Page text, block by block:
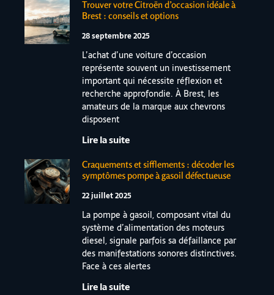
Trouver votre Citroën d’occasion idéale à
Brest : conseils et options
28 septembre 2025
L’achat d’une voiture d’occasion
représente souvent un investissement
important qui nécessite réflexion et
recherche approfondie. À Brest, les
amateurs de la marque aux chevrons
disposent
Lire la suite
Craquements et sifflements : décoder les
symptômes pompe à gasoil défectueuse
22 juillet 2025
La pompe à gasoil, composant vital du
système d’alimentation des moteurs
diesel, signale parfois sa défaillance par
des manifestations sonores distinctives.
Face à ces alertes
Lire la suite